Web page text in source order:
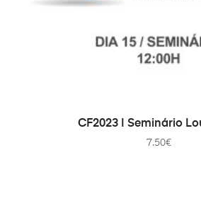
ДОДАТИ В
CF2023 | Seminário
7.50€